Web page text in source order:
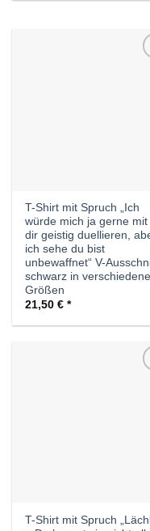
T-Shirt mit Spruch „Ich
würde mich ja gerne mit
dir geistig duellieren,
ich sehe du bist
unbewaffnet“ V-
schwarz in
Größen
21,50€
T-Shirt mit Spruch